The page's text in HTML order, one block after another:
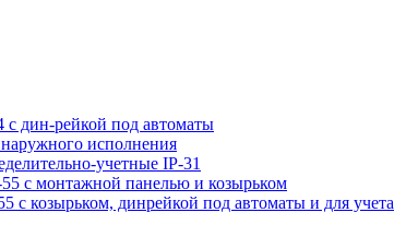
дин-рейкой под автоматы
исполнения
учетные IP-31
с монтажной панелью и козырьком
с козырьком, динрейкой под автоматы и для учета